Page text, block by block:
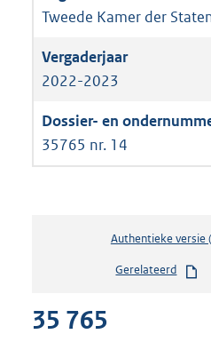
Tweede Kamer der
2022-2023
35765 nr. 14
Authentieke versie
Gerelateerd
35 765